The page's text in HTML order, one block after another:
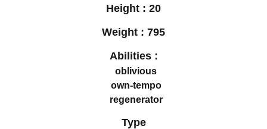
Height : 20
Weight : 795
Abilities :
oblivious
own-tempo
regenerator
Type